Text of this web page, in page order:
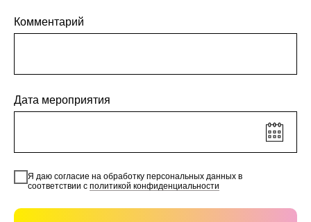
Комментарий
Дата мероприятия
Я даю согласие на обработку персональных данных в
соответствии с политикой конфиденциальности